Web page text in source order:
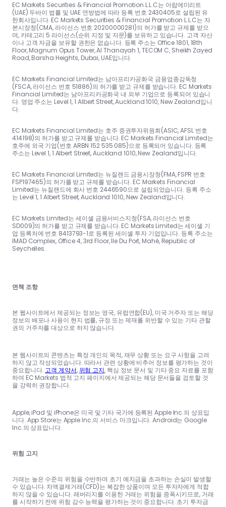
EC Markets Securities & Financial Promotion L.L.C는 아랍에미리트
(UAE) 두바이 법률 및 UAE 연방법에 따라 등록 번호 2430405로 설립된 유
한회사입니다. EC Markets Securities & Financial Promotion L.L.C는 자
본시장청(CMA, 라이선스 번호 20200000281)의 허가를 받고 규제를 받으
며, 카테고리 5 라이선스(순위 지정 및 자문)를 보유하고 있습니다. 고객 자산
이나 고객 자금을 보유할 권한은 없습니다. 등록 주소는 Office 1801, 18th
Floor, Magnum Opus Tower, Al Thanayah 1, TECOM C, Sheikh Zayed
Road, Barsha Heights, Dubai, UAE입니다.
EC Markets Financial Limited는 남아프리카공화국 금융업종감독청
(FSCA, 라이선스 번호 51886)의 허가를 받고 규제를 받습니다. EC Markets
Financial Limited는 남아프리카공화국 내 외부 기업으로 등록되어 있습니
다. 영업 주소는 Level 1, 1 Albert Street, Auckland 1010, New Zealand입니
다.
EC Markets Financial Limited는 호주 증권투자위원회(ASIC, AFSL 번호
414198)의 허가를 받고 규제를 받습니다. EC Markets Financial Limited는
호주에 외국 기업(번호 ARBN 152 535 085)으로 등록되어 있습니다. 등록
주소는 Level 1, 1 Albert Street, Auckland 1010, New Zealand입니다.
EC Markets Financial Limited는 뉴질랜드 금융시장청(FMA, FSPR 번호
FSP197465)의 허가를 받고 규제를 받습니다. EC Markets Financial
Limited는 뉴질랜드에 회사 번호 2446590으로 설립되었습니다. 등록 주소
는 Level 1, 1 Albert Street, Auckland 1010, New Zealand입니다.
EC Markets Limited는 세이셸 금융서비스지청(FSA, 라이선스 번호
SD009)의 허가를 받고 규제를 받습니다. EC Markets Limited는 세이셸 기
업 등록처에 번호 8413793-1로 등록된 세이셸 투자 기업입니다. 등록 주소는
IMAD Complex, Office 4, 3rd Floor, Ile Du Port, Mahé, Republic of
Seychelles.
면책 조항
본 웹사이트에서 제공되는 정보는 영국, 유럽연합(EU), 미국 거주자 또는 해당
정보의 배포나 사용이 현지 법률, 규정 또는 제재를 위반할 수 있는 기타 관할
권의 거주자를 대상으로 하지 않습니다.
본 웹사이트의 콘텐츠는 특정 개인의 목적, 재무 상황 또는 요구 사항을 고려
하지 않고 작성되었습니다. 따라서 관련 상황에 비추어 정보를 평가하는 것이
중요합니다. 고객 계약서,위험 고지, 핵심 정보 문서 및 기타 중요 자료를 포함
하여 EC Markets 법적 고지 페이지에서 제공되는 해당 문서들을 검토할 것
을 강력히 권장합니다.
Apple, iPad 및 iPhone은 미국 및 기타 국가에 등록된 Apple Inc.의 상표입
니다. App Store는 Apple Inc.의 서비스 마크입니다. Android는 Google
Inc.의 상표입니다.
위험 고지
거래는 높은 수준의 위험을 수반하며 초기 예치금을 초과하는 손실이 발생할
수 있습니다. 차액결제거래(CFD)는 복잡한 상품이며 모든 투자자에게 적합
하지 않을 수 있습니다. 레버리지를 이용한 거래는 위험을 증폭시키므로, 거래
를 시작하기 전에 위험 감수 능력을 평가하는 것이 중요합니다. 초기 투자금